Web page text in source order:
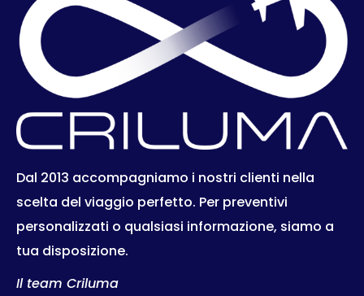
Dal 2013 accompagniamo i nostri clienti nella
scelta del viaggio perfetto. Per preventivi
personalizzati o qualsiasi informazione, siamo a
tua disposizione.
Il team Criluma